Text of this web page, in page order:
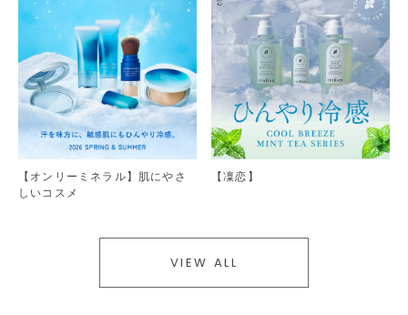
【オンリーミネラル】肌にやさ
しいコスメ
【凜恋】
VIEW ALL